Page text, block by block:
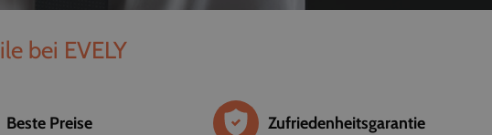
bei EVELY
Beste Preise Zufriedenheitsgarantie